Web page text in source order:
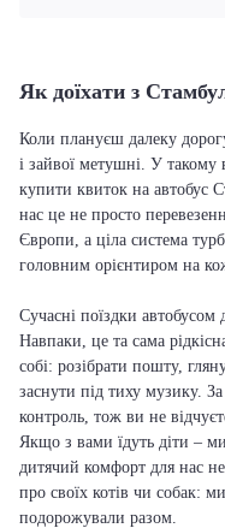
Як доїхати з
Коли плануєш далеку
і зайвої метушні. У такому
купити квиток на автобус
нас це не просто
Європи, а ціла система
головним орієнтиром на
Сучасні поїздки
Навпаки, це та сама
собі: розібрати пошту,
заснути під тиху музику.
контроль, тож ви не
Якщо з вами їдуть діти – ми
дитячий комфорт для нас
про своїх котів чи собак:
подорожували разом.